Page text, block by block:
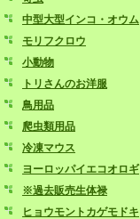
中型大型インコ・オウム
モリフクロウ
小動物
トリさんのお洋服
鳥用品
爬虫類用品
冷凍マウス
ヨーロッパイエコオロギ
※過去販売生体禄
ヒョウモントカゲモドキ